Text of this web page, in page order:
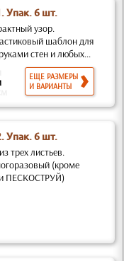
Упак. 6 шт.
узор.
шаблон для
стен и любых...
ЕЩЕ РАЗМЕРЫ
И ВАРИАНТЫ
Упак. 6 шт.
трех листьев.
(кроме
ПЕСКОСТРУЙ)